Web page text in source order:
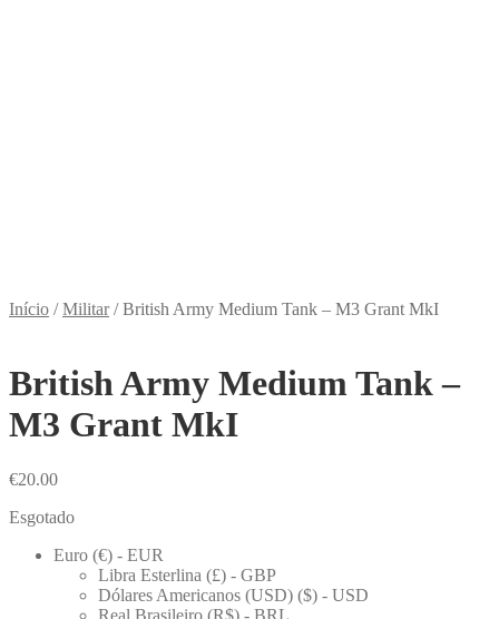
Início /Militar/British Army Medium Tank – M3 Grant MkI
British Army Medium Tank –
M3 Grant MkI
€20.00
Esgotado
Euro (€) - EUR
Libra Esterlina (£) - GBP
Dólares Americanos (USD) ($) - USD
Real Brasileiro (R$) - BRL